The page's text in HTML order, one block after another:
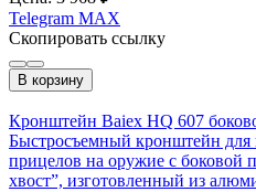
Telegram MAX
Скопировать ссылку
В корзину
Кронштейн Baiex HQ 607
Быстросъемный кронштейн для
прицелов на оружие с боковой
хвост”, изготовленный из